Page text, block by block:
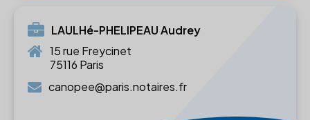
LAULHé-PHELIPEAU Audrey
15 rue Freycinet
75116 Paris
canopee@paris.notaires.fr